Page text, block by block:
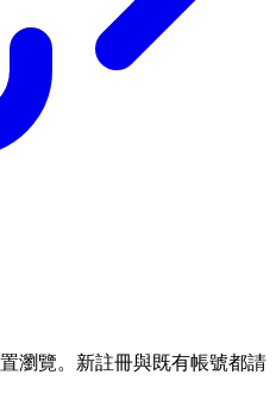
瀏覽。新註冊與既有帳號都請